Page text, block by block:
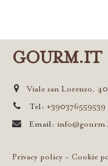
GOURM.IT
Viale san Lorenzo,
Tel:+390376559539
Email:
Privacy policy - Cookie